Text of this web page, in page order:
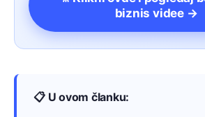
biznis videe →
📋 U ovom članku: